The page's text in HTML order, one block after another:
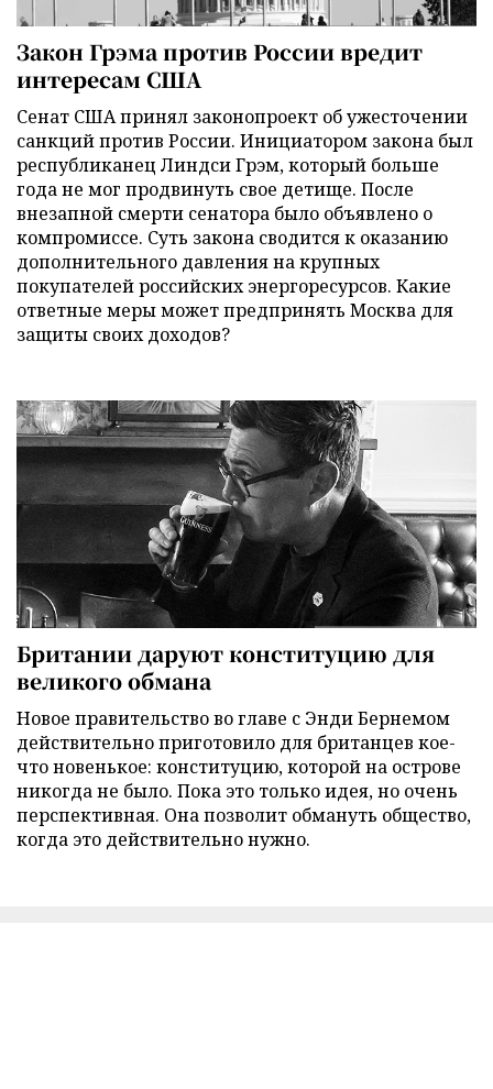
Закон Грэма против России вредит
интересам США
Сенат США принял законопроект об ужесточении
санкций против России. Инициатором закона был
республиканец Линдси Грэм, который больше
года не мог продвинуть свое детище. После
внезапной смерти сенатора было объявлено о
компромиссе. Суть закона сводится к оказанию
дополнительного давления на крупных
покупателей российских энергоресурсов. Какие
ответные меры может предпринять Москва для
защиты своих доходов?
Британии даруют конституцию для
великого обмана
Новое правительство во главе с Энди Бернемом
действительно приготовило для британцев кое-
что новенькое: конституцию, которой на острове
никогда не было. Пока это только идея, но очень
перспективная. Она позволит обмануть общество,
когда это действительно нужно.